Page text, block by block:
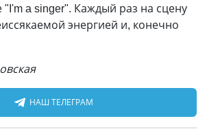
"I'm a singer". Каждый раз на сцену
энергией и, конечно
НАШ ТЕЛЕГРАМ